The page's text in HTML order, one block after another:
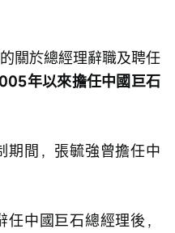
關於總經理辭職及聘任
年以來擔任中國巨石
期間，張毓強曾擔任中
中國巨石總經理後，